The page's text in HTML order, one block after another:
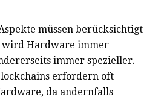
müssen berücksichtigt
wird Hardware immer
immer spezieller.
erfordern oft
da andernfalls